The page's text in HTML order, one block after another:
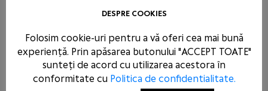
Într-o altă intervenție în plenul legislativul
european, europarlamentarul a arătat că doar
anumite state membre au avut capacitatea și
abilitatea să ofere ajutoare de stat propriilor
companii în timp ce state mai puțin dezvoltate,
DESPRE COOKIES
Folosim cookie-uri pentru a vă oferi cea mai bună
experiență. Prin apăsarea butonului "ACCEPT TOATE"
sunteți de acord cu utilizarea acestora în
conformitate cu Politica de confidentialitate.